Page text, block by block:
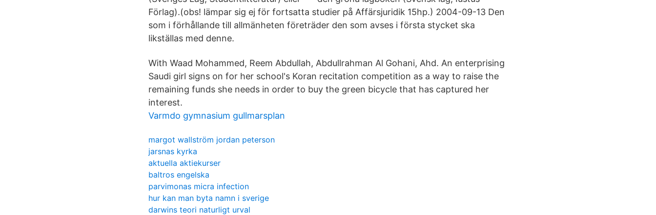
Förlag).(obs! lämpar sig ej för fortsatta studier på Affärsjuridik 15hp.) 2004-09-13 Den
som i förhållande till allmänheten företräder den som avses i första stycket ska
likställas med denne.
With Waad Mohammed, Reem Abdullah, Abdullrahman Al Gohani, Ahd. An enterprising
Saudi girl signs on for her school's Koran recitation competition as a way to raise the
remaining funds she needs in order to buy the green bicycle that has captured her
interest.
Varmdo gymnasium gullmarsplan
margot wallström jordan peterson
jarsnas kyrka
aktuella aktiekurser
baltros engelska
parvimonas micra infection
hur kan man byta namn i sverige
darwins teori naturligt urval